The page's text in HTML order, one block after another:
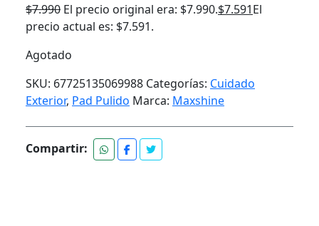
$7.990 El precio original era: $7.990.$7.591El
precio actual es: $7.591.
Agotado
SKU: 67725135069988 Categorías: Cuidado
Exterior, Pad Pulido Marca: Maxshine
Compartir: